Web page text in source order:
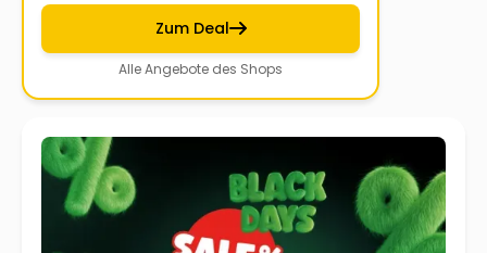
Zum Deal
Alle Angebote des Shops